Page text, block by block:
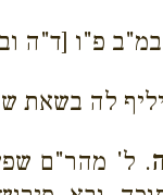
פ"ו [ד"ה
לה בשאת
. ל' מהר"ם